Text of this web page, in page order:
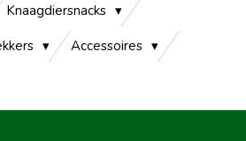
Knaagdiersnacks
Accessoires